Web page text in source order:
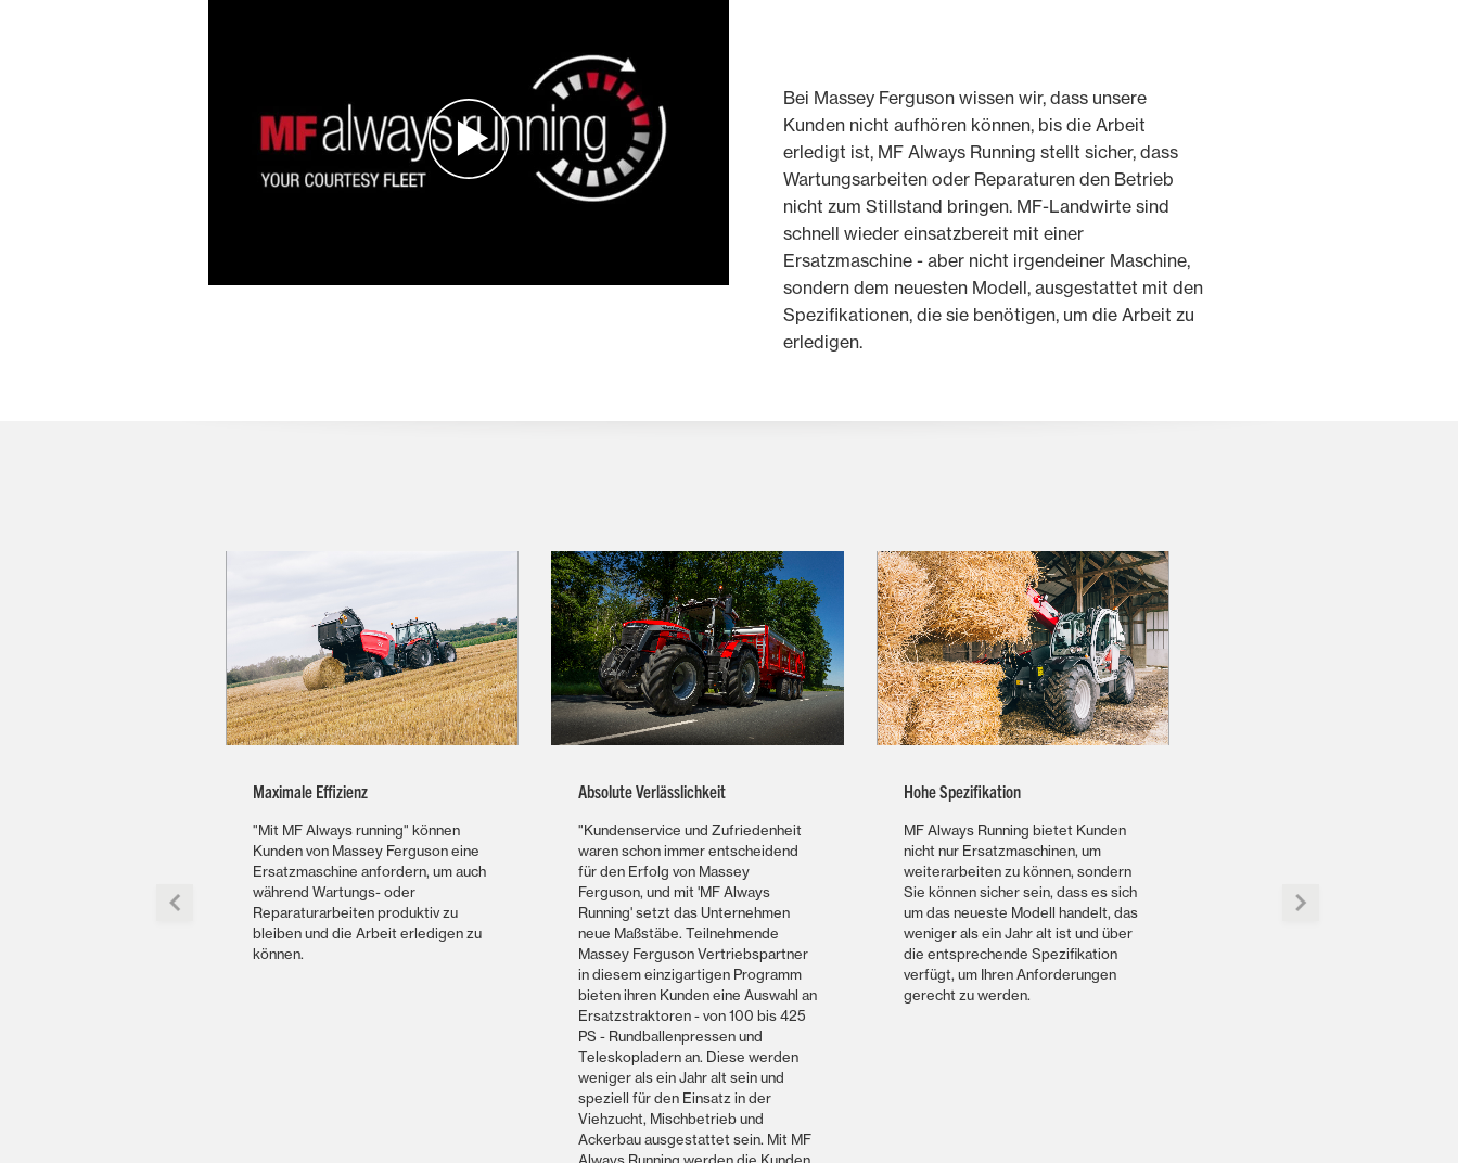
Bei Massey Ferguson wissen wir, dass unsere
Kunden nicht aufhören können, bis die Arbeit
erledigt ist, MF Always Running stellt sicher, dass
Wartungsarbeiten oder Reparaturen den Betrieb
nicht zum Stillstand bringen. MF-Landwirte sind
schnell wieder einsatzbereit mit einer
Ersatzmaschine - aber nicht irgendeiner Maschine,
sondern dem neuesten Modell, ausgestattet mit den
Spezifikationen, die sie benötigen, um die Arbeit zu
erledigen.
Maximale Effizienz
"Mit MF Always running" können
Kunden von Massey Ferguson eine
Ersatzmaschine anfordern, um auch
während Wartungs- oder
Reparaturarbeiten produktiv zu
bleiben und die Arbeit erledigen zu
können.
Absolute Verlässlichkeit
"Kundenservice und Zufriedenheit
waren schon immer entscheidend
für den Erfolg von Massey
Ferguson, und mit 'MF Always
Running' setzt das Unternehmen
neue Maßstäbe. Teilnehmende
Massey Ferguson Vertriebspartner
in diesem einzigartigen Programm
bieten ihren Kunden eine Auswahl an
Ersatzstraktoren - von 100 bis 425
PS - Rundballenpressen und
Teleskopladern an. Diese werden
weniger als ein Jahr alt sein und
speziell für den Einsatz in der
Viehzucht, Mischbetrieb und
Ackerbau ausgestattet sein. Mit MF
Always Running werden die Kunden
Hohe Spezifikation
MF Always Running bietet Kunden
nicht nur Ersatzmaschinen, um
weiterarbeiten zu können, sondern
Sie können sicher sein, dass es sich
um das neueste Modell handelt, das
weniger als ein Jahr alt ist und über
die entsprechende Spezifikation
verfügt, um Ihren Anforderungen
gerecht zu werden.